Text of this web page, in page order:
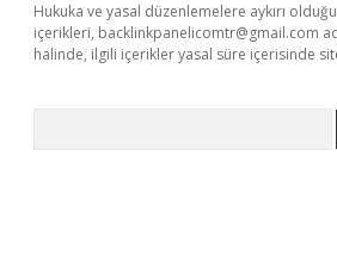
Hukuka ve yasal düzenlemelere aykırı
içerikleri, backlinkpanelicomtr@gmail.com
halinde, ilgili içerikler yasal süre içerisinde